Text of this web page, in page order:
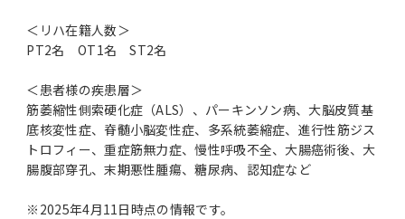
＜リハ在籍人数＞
PT2名 OT1名 ST2名
＜患者様の疾患層＞
筋萎縮性側索硬化症（ALS）、パーキンソン病、大脳皮質基
底核変性症、脊髄小脳変性症、多系統萎縮症、進行性筋ジス
トロフィー、重症筋無力症、慢性呼吸不全、大腸癌術後、大
腸腹部穿孔、末期悪性腫瘍、糖尿病、認知症など
※2025年4月11日時点の情報です。